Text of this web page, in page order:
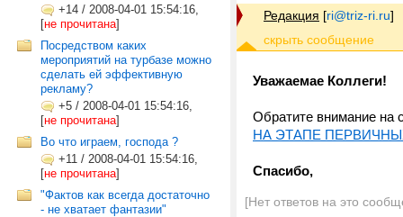
+14 / 2008-04-01 15:54:16,
[не прочитана]
Посредством каких
мероприятий на турбазе можно
сделать ей эффективную
рекламу?
+5 / 2008-04-01 15:54:16,
[не прочитана]
Во что играем, господа ?
+11 / 2008-04-01 15:54:16,
[не прочитана]
"Фактов как всегда достаточно
- не хватает фантазии"
Редакция [ri@triz-ri.ru]
Уважаемае Коллеги!
Обратите внимание на
НА ЭТАПЕ
Спасибо,
[Нет ответов на это